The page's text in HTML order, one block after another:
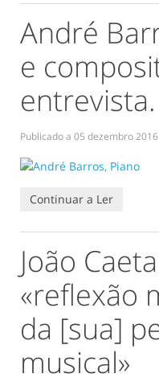
André
e
entrevista.
Publicado a 05 dezembro 2016
Continuar a Ler
João
«reflexão
da [sua]
musical»